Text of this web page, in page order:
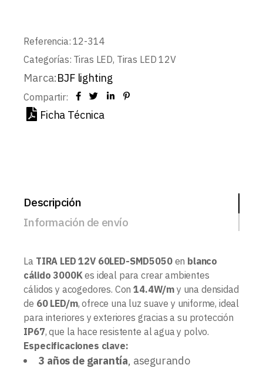
Referencia: 12-314
Categorías: Tiras LED, Tiras LED 12V
Marca:BJF lighting
Compartir:
Ficha Técnica
Descripción
Información de envío
La TIRA LED 12V 60LED-SMD5050en blanco
cálido 3000K es ideal para crear ambientes
cálidos y acogedores. Con14.4W/m y una densidad
de 60 LED/m, ofrece una luz suave y uniforme, ideal
para interiores y exteriores gracias a su protección
IP67, que la hace resistente al agua y polvo.
Especificaciones clave:
3 años de garantía, asegurando